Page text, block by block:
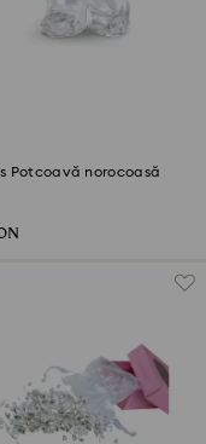
Potcoavă norocoasă